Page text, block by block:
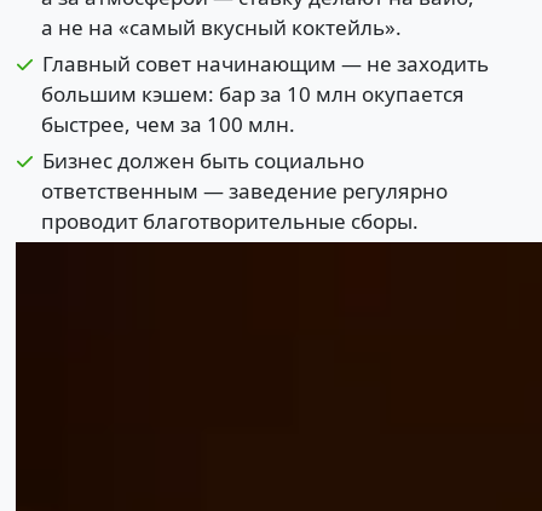
а не на «самый вкусный коктейль».
Главный совет начинающим — не заходить
большим кэшем: бар за 10 млн окупается
быстрее, чем за 100 млн.
Бизнес должен быть социально
ответственным — заведение регулярно
проводит благотворительные сборы.